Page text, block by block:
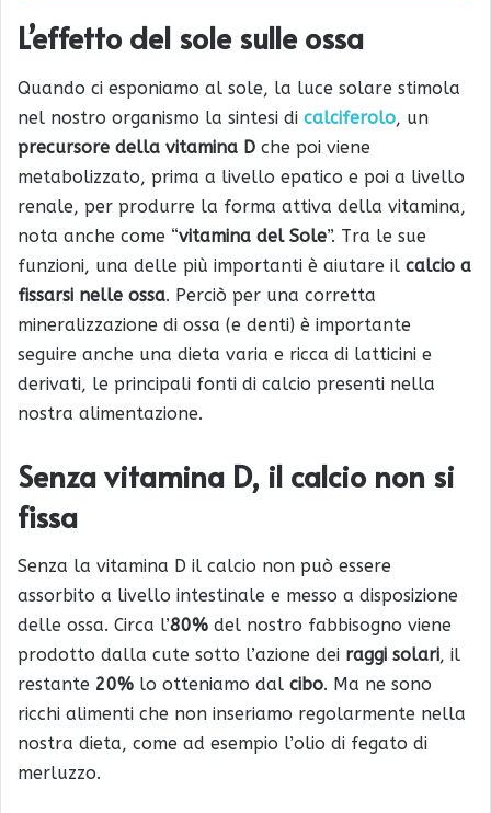
L’effetto del sole sulle ossa
Quando ci esponiamo al sole, la luce solare stimola
nel nostro organismo la sintesi di calciferolo, un
precursore della vitamina D che poi viene
metabolizzato, prima a livello epatico e poi a livello
renale, per produrre la forma attiva della vitamina,
nota anche come “vitamina del Sole”. Tra le sue
funzioni, una delle più importanti è aiutare il calcio a
fissarsi nelle ossa. Perciò per una corretta
mineralizzazione di ossa (e denti) è importante
seguire anche una dieta varia e ricca di latticini e
derivati, le principali fonti di calcio presenti nella
nostra alimentazione.
Senza vitamina D, il calcio non si
fissa
Senza la vitamina D il calcio non può essere
assorbito a livello intestinale e messo a disposizione
delle ossa. Circa l’80% del nostro fabbisogno viene
prodotto dalla cute sotto l’azione dei raggi solari, il
restante 20% lo otteniamo dal cibo. Ma ne sono
ricchi alimenti che non inseriamo regolarmente nella
nostra dieta, come ad esempio l’olio di fegato di
merluzzo.